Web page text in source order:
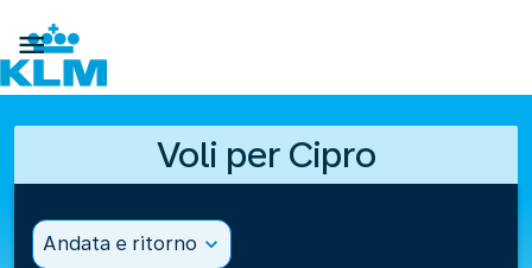

Voli per Cipro
Andata e ritorno expand_more